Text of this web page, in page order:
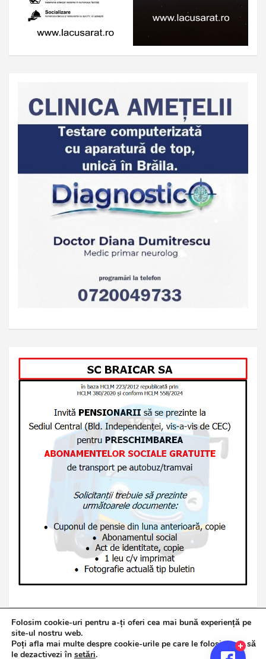
Copyright © 2026Jurnalul de Brăila
Folosim cookie-uri pentru a-ți oferi cea mai bună experiență pe
site-ul nostru web.
Poți afla mai multe despre cookie-urile pe care le folosim sau să
le dezactivezi în setări.